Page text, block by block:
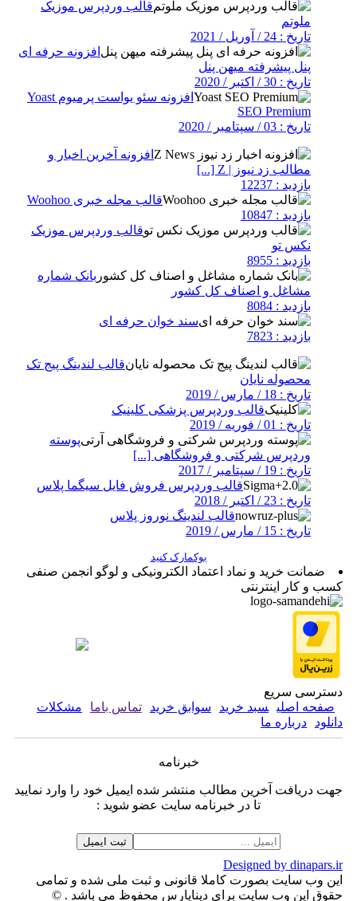
قالب وردپرس موزیک
ملوتم
تاریخ : 24 / آوریل / 2021
افزونه حرفه ای
پنل پیشرفته میهن پنل
تاریخ : 30 / اکتبر / 2020
افزونه سئو یواست پرمیوم Yoast
SEO Premium
تاریخ : 03 / سپتامبر / 2020
افزونه آخرین اخبار و
مطالب زد نیوز | Z [...]
بازدید : 12237
قالب مجله خبری Woohoo
بازدید : 10847
قالب وردپرس موزیک
نکس تو
بازدید : 8955
بانک شماره
مشاغل و اصناف کل کشور
بازدید : 8084
سند خوان حرفه ای
بازدید : 7823
قالب لندینگ پیج تک
محصوله نایان
تاریخ : 18 / مارس / 2019
قالب وردپرس پزشکی کلینیک
تاریخ : 01 / فوریه / 2019
پوسته
وردپرس شرکتی و فروشگاهی [...]
تاریخ : 19 / سپتامبر / 2017
قالب وردپرس فروش فایل سیگما پلاس
تاریخ : 23 / اکتبر / 2018
قالب لندینگ نوروز پلاس
تاریخ : 15 / مارس / 2019
بوکمارک کنید
ضمانت خرید و نماد اعتماد الکترونیکی و لوگو انجمن صنفی
کسب و کار اینترنتی
دسترسی سریع
صفحه اصلی سبد خرید سوابق خرید تماس باما
مشکلات
دانلود
درباره ما
خبرنامه
جهت دریافت آخرین مطالب منتشر شده ایمیل خود را وارد نمایید
تا در خبرنامه سایت عضو شوید :
Designed by dinapars.ir
این وب سایت بصورت کاملا قانونی و ثبت ملی شده و تمامی
حقوق این وب سایت برای دیناپارس محفوظ می باشد . ©